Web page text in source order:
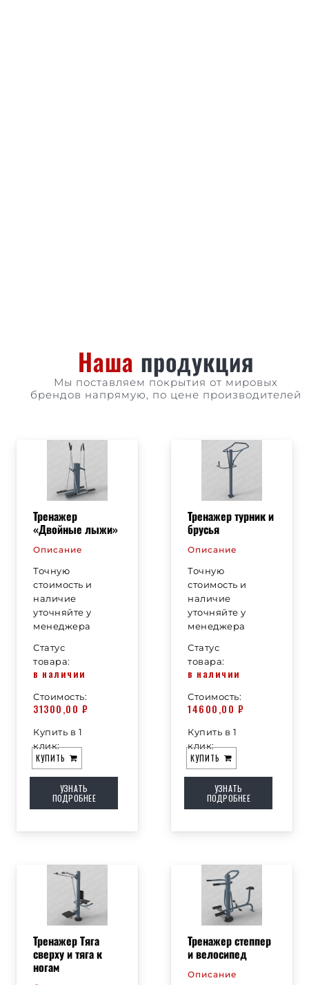
Наша продукция
Мы поставляем покрытия от мировых
брендов напрямую, по цене производителей
Тренажер
«Двойные лыжи»
Описание
Точную
стоимость и
наличие
уточняйте у
менеджера
Статус
товара:
в наличии
Стоимость:
31300,00 ₽
Купить в 1
клик:
КУПИТЬ
УЗНАТЬ
ПОДРОБНЕЕ
Тренажер турник и
брусья
Описание
Точную
стоимость и
наличие
уточняйте у
менеджера
Статус
товара:
в наличии
Стоимость:
14600,00 ₽
Купить в 1
клик:
КУПИТЬ
УЗНАТЬ
ПОДРОБНЕЕ
Тренажер Тяга
сверху и тяга к
ногам
Тренажер степпер
и велосипед
Описание